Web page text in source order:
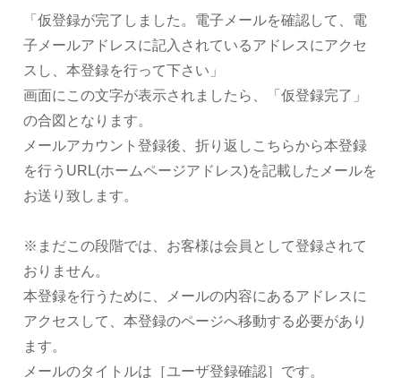
「仮登録が完了しました。電子メールを確認して、電
子メールアドレスに記入されているアドレスにアクセ
スし、本登録を行って下さい」
画面にこの文字が表示されましたら、「仮登録完了」
の合図となります。
メールアカウント登録後、折り返しこちらから本登録
を行うURL(ホームページアドレス)を記載したメールを
お送り致します。
※まだこの段階では、お客様は会員として登録されて
おりません。
本登録を行うために、メールの内容にあるアドレスに
アクセスして、本登録のページへ移動する必要があり
ます。
メールのタイトルは［ユーザ登録確認］です。